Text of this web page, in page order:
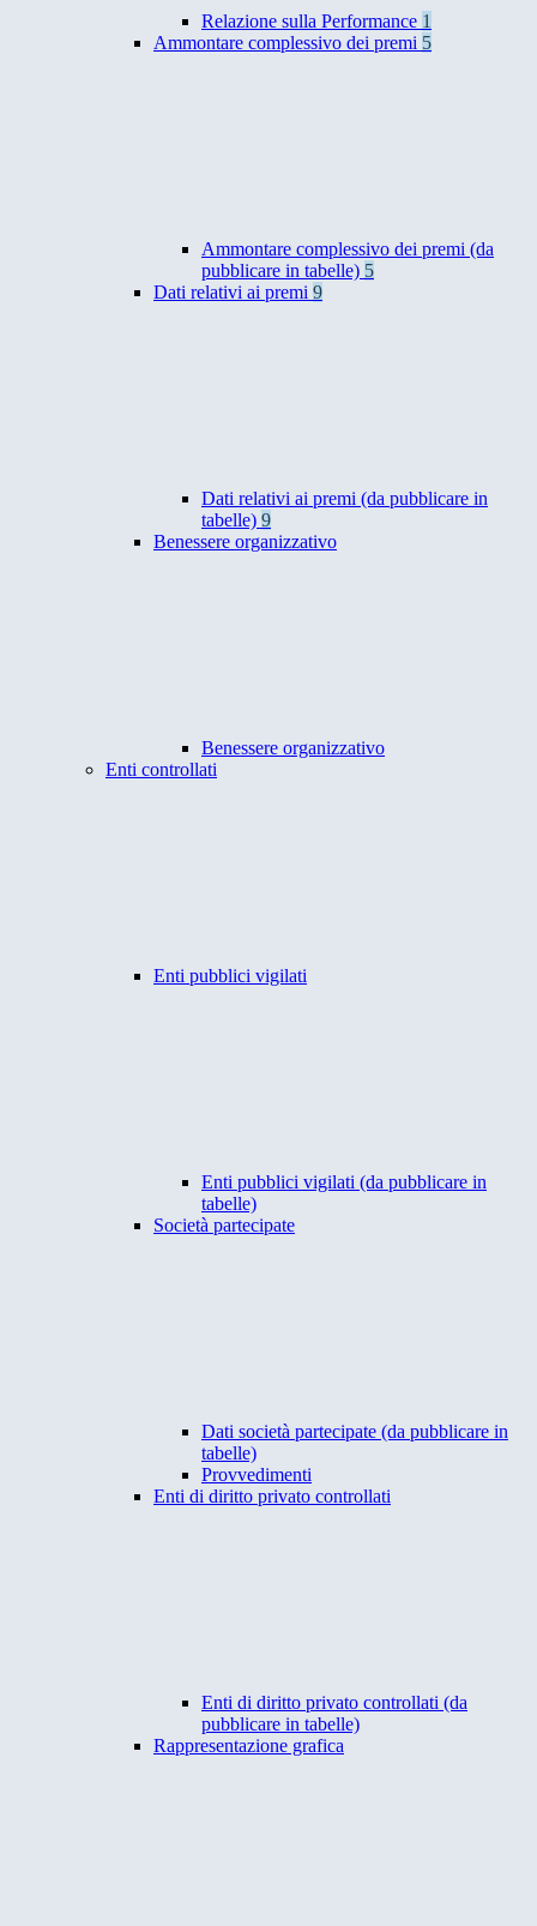
Relazione sulla Performance 1
Ammontare complessivo dei premi 5
Ammontare complessivo dei premi (da
pubblicare in tabelle) 5
Dati relativi ai premi 9
Dati relativi ai premi (da pubblicare in
tabelle) 9
Benessere organizzativo
Benessere organizzativo
Enti controllati
Enti pubblici vigilati
Enti pubblici vigilati (da pubblicare in
tabelle)
Società partecipate
Dati società partecipate (da pubblicare in
tabelle)
Provvedimenti
Enti di diritto privato controllati
Enti di diritto privato controllati (da
pubblicare in tabelle)
Rappresentazione grafica